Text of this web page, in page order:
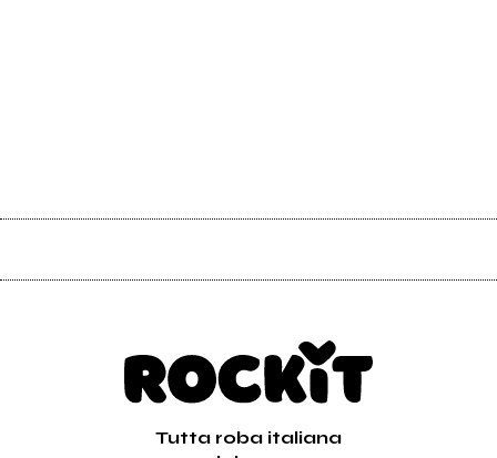
Tutta roba italiana